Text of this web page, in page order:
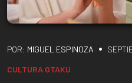
POR: MIGUEL ESPINOZA •
CULTURA OTAKU